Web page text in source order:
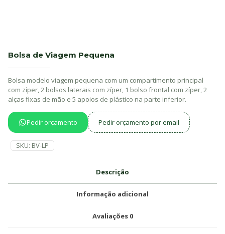
Bolsa de Viagem Pequena
Bolsa modelo viagem pequena com um compartimento principal
com zí­per, 2 bolsos laterais com zí­per, 1 bolso frontal com zí­per, 2
alças fixas de mão e 5 apoios de plástico na parte inferior.
Pedir orçamento Pedir orçamento por email
SKU: BV-LP
Descrição
Informação adicional
Avaliações 0